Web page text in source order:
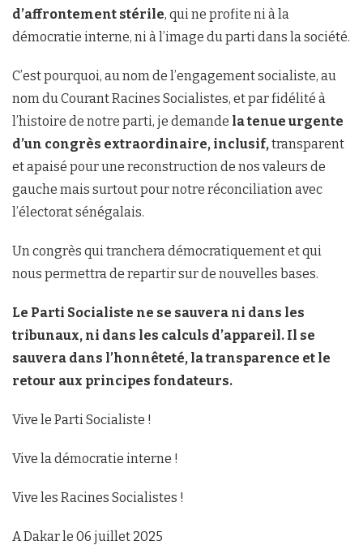
d’affrontement stérile, qui ne profite ni à la
démocratie interne, ni à l’image du parti dans la société.
C’est pourquoi, au nom de l’engagement socialiste, au
nom du Courant Racines Socialistes, et par fidélité à
l’histoire de notre parti, je demande la tenue urgente
d’un congrès extraordinaire, inclusif,transparent
et apaisé pour une reconstruction de nos valeurs de
gauche mais surtout pour notre réconciliation avec
l’électorat sénégalais.
Un congrès qui tranchera démocratiquement et qui
nous permettra de repartir sur de nouvelles bases.
Le Parti Socialiste ne se sauvera ni dans les
tribunaux, ni dans les calculs d’appareil. Il se
sauvera dans l’honnêteté, la transparence et le
retour aux principes fondateurs.
Vive le Parti Socialiste !
Vive la démocratie interne !
Vive les Racines Socialistes !
A Dakar le 06 juillet 2025